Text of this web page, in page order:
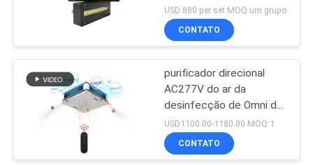
405nm LG
USD 880 per set MOQ:um grupo
CONTATO
purificador direcional
AC277V do ar da
desinfecção de Omni da
lâmpada 150W UV
germicida
USD1100.00-1180.00 MOQ:1
CONTATO